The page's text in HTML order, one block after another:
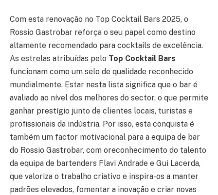
Com esta renovação no Top Cocktail Bars 2025, o
Rossio Gastrobar reforça o seu papel como destino
altamente recomendado para cocktails de excelência.
As estrelas atribuídas pelo Top Cocktail Bars
funcionam como um selo de qualidade reconhecido
mundialmente. Estar nesta lista significa que o bar é
avaliado ao nível dos melhores do sector, o que permite
ganhar prestígio junto de clientes locais, turistas e
profissionais da indústria. Por isso, esta conquista é
também um factor motivacional para a equipa de bar
do Rossio Gastrobar, com oreconhecimento do talento
da equipa de bartenders Flavi Andrade e Gui Lacerda,
que valoriza o trabalho criativo e inspira-os a manter
padrões elevados, fomentar a inovação e criar novas